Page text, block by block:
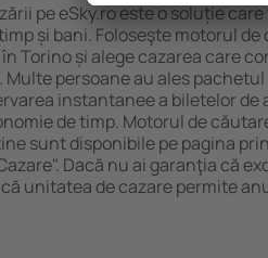
pe eSky.ro este o soluție
și bani. Foloseşte motorul de
Torino și alege cazarea care
persoane au ales
instantanee a biletelor de
de timp. Motorul de
sunt disponibile pe pagina
Dacă nu ai garanţia că
unitatea de cazare permite